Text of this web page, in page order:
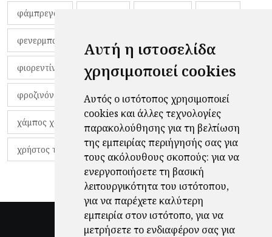
Αυτή η ιστοσελίδα
χρησιμοποιεί cookies
Αυτός ο ιστότοπος χρησιμοποιεί
cookies και άλλες τεχνολογίες
παρακολούθησης για τη βελτίωση
της εμπειρίας περιήγησής σας για
τους ακόλουθους σκοπούς: για να
ενεργοποιήσετε τη βασική
λειτουργικότητα του ιστότοπου,
για να παρέχετε καλύτερη
εμπειρία στον ιστότοπο,για να
μετρήσετε το ενδιαφέρον σας για
φάμπρεγας
φενερμπαχτσέ φερνάντο τόρες φίλαθλοι
φιορεντίνα φιρμίνο φρανκ ντε μπουρ
φροζινόνε φωκικός χαβίτο
χάμπος χαραλάμπους χάρι πότερ
χρήστος τζόλης